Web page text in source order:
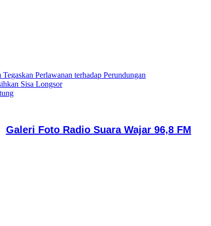
Perlawanan terhadap Perundungan
Sisa Longsor
Galeri Foto Radio Suara Wajar 96,8 FM